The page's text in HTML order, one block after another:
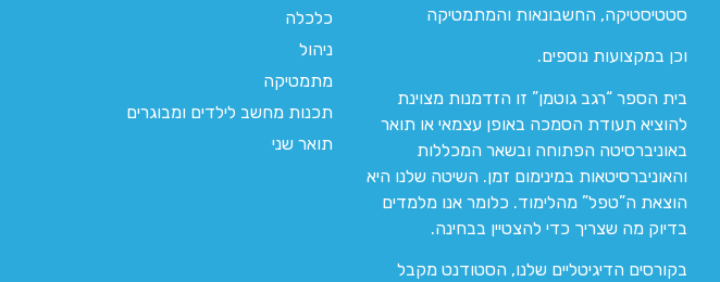
סטטיסטיקה, החשבונאות והמתמטיקה
וכן במקצועות נוספים.
בית הספר “רגב גוטמן” זו הזדמנות מצוינת
להוציא תעודת הסמכה באופן עצמאי או תואר
באוניברסיטה הפתוחה ובשאר המכללות
והאוניברסיטאות במינימום זמן. השיטה שלנו היא
הוצאת ה”טפל” מהלימוד. כלומר אנו מלמדים
בדיוק מה שצריך כדי להצטיין בבחינה.
בקורסים הדיגיטליים שלנו, הסטודנט מקבל
כלכלה
ניהול
מתמטיקה
תכנות מחשב לילדים ומבוגרים
תואר שני